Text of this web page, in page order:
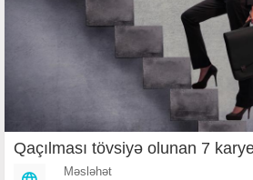
Qaçılması tövsiyə olunan 7
Məsləhət